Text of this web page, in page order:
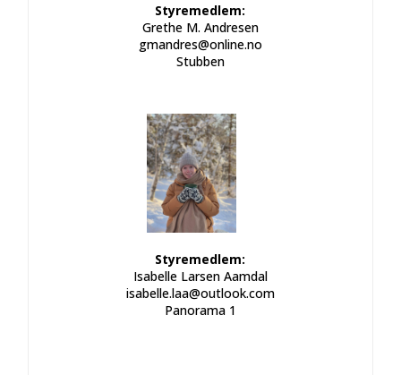
Styremedlem:
Grethe M. Andresen
gmandres@online.no
Stubben
Styremedlem:
Isabelle Larsen Aamdal
isabelle.laa@outlook.com
Panorama 1